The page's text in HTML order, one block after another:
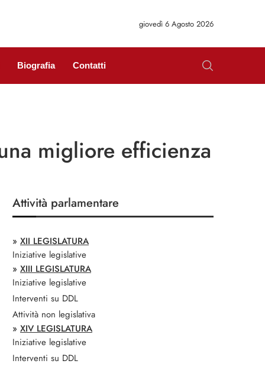
giovedì 6 Agosto 2026
Biografia Contatti
migliore efficienza
Attività parlamentare
» XII LEGISLATURA
Iniziative legislative
» XIII LEGISLATURA
Iniziative legislative
Interventi su DDL
Attività non legislativa
» XIV LEGISLATURA
Iniziative legislative
Interventi su DDL